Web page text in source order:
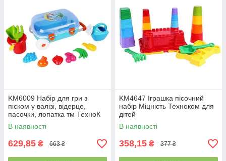
KM6009 Набір для гри з
піском у валізі, відерце,
пасочки, лопатка тм ТехноК
KM6009
В наявності
629,85 ₴ 663 ₴
KM4647 Іграшка пісочний
набір Міцність Техноком для
дітей
В наявності
358,15 ₴ 377 ₴